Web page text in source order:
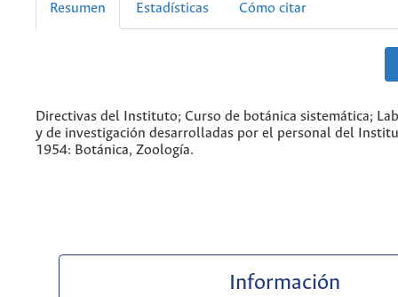
Resumen Estadísticas Cómo citar
Directivas del Instituto; Curso de botánica sistemática;
y de investigación desarrolladas por el personal del
1954: Botánica, Zoología.
Información